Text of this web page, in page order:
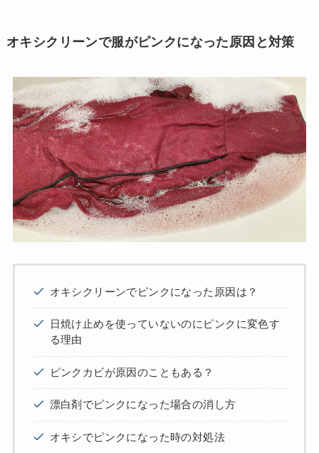
オキシクリーンで服がピンクになった原因と対策
オキシクリーンでピンクになった原因は？
日焼け止めを使っていないのにピンクに変色す
る理由
ピンクカビが原因のこともある？
漂白剤でピンクになった場合の消し方
オキシでピンクになった時の対処法